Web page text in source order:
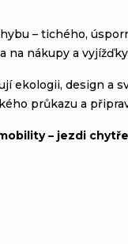
– tichého,
na nákupy a
ekologii, design a
průkazu a
– jezdi